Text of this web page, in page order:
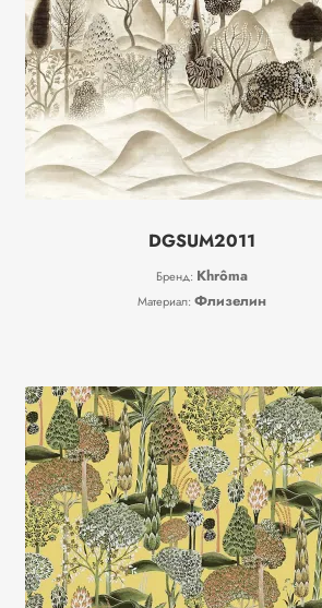
DGSUM2011
Бренд: Khrôma
Материал: Флизелин